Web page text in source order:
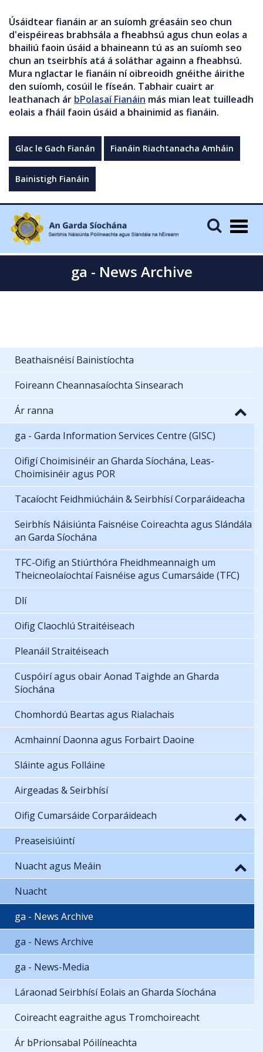
Úsáidtear fianáin ar an suíomh gréasáin seo chun
d'eispéireas brabhsála a fheabhsú agus chun eolas a
bhailiú faoin úsáid a bhaineann tú as an suíomh seo
chun an tseirbhís atá á soláthar againn a fheabhsú.
Mura nglactar le fianáin ní oibreoidh gnéithe áirithe
den suíomh, cosúil le físeán. Tabhair cuairt ar
leathanach ár bPolasaí Fianáin más mian leat tuilleadh
eolais a fháil faoin úsáid a bhainimid as fianáin.
Glac le Gach Fianán Fianáin Riachtanacha Amháin
Bainistigh Fianáin
ga - News Archive
Beathaisnéisí Bainistíochta
Foireann Cheannasaíochta Sinsearach
Ár ranna
ga - Garda Information Services Centre (GISC)
Oifigí Choimisinéir an Gharda Síochána, Leas-
Choimisinéir agus POR
Tacaíocht Feidhmiúcháin & Seirbhísí Corparáideacha
Seirbhís Náisiúnta Faisnéise Coireachta agus Slándála
an Garda Síochána
TFC-Oifig an Stiúrthóra Fheidhmeannaigh um
Theicneolaíochtaí Faisnéise agus Cumarsáide (TFC)
Dlí
Oifig Claochlú Straitéiseach
Pleanáil Straitéiseach
Cuspóirí agus obair Aonad Taighde an Gharda
Síochána
Chomhordú Beartas agus Rialachais
Acmhainní Daonna agus Forbairt Daoine
Sláinte agus Folláine
Airgeadas & Seirbhísí
Oifig Cumarsáide Corparáideach
Preaseisiúintí
Nuacht agus Meáin
Nuacht
ga - News Archive
ga - News Archive
ga - News-Media
Láraonad Seirbhísí Eolais an Gharda Síochána
Coireacht eagraithe agus Tromchoireacht
Ár bPrionsabal Póilíneachta